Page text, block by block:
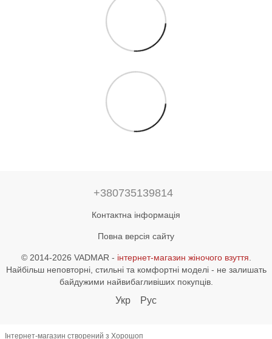
+380735139814
Контактна інформація
Повна версія сайту
© 2014-2026 VADMAR - інтернет-магазин жіночого взуття
Найбільш неповторні, стильні та комфортні моделі - не залишать
байдужими найвибагливіших покупців.
Укр Рус
Інтернет-магазин створений з Хорошоп